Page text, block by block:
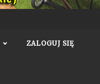
ZALOGUJ SIĘ